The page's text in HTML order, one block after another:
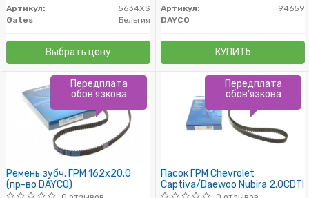
Артикул:
5634XS
Gates
Бельгия
Выбрать цену
Артикул:
94659
DAYCO
КУПИТЬ
Ремень зубч. ГРМ 162x20.0
(пр-во DAYCO)
Передплата
обов'язкова
Пасок ГРМ Chevrolet
Captiva/Daewoo Nubira 2.0CDTI
Передплата
обов'язкова